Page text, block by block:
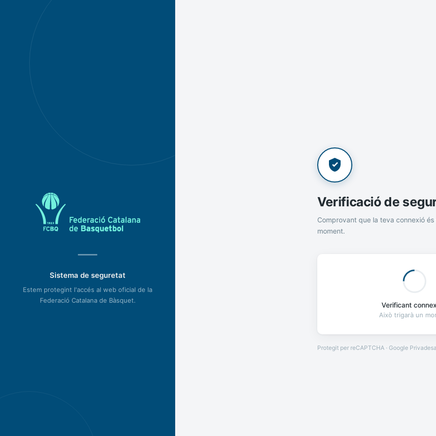
Sistema de seguretat
Estem protegint l'accés al web oficial de la
Federació Catalana de Bàsquet.
Verificació de
Comprovant que la teva connexió és
moment.
Verificant
Això trigarà un
Protegit per reCAPTCHA · Google Privadesa